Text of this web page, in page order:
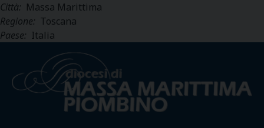
Città: Massa Marittima
Regione: Toscana
Paese: Italia